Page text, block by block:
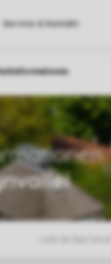
Service & Kontakt